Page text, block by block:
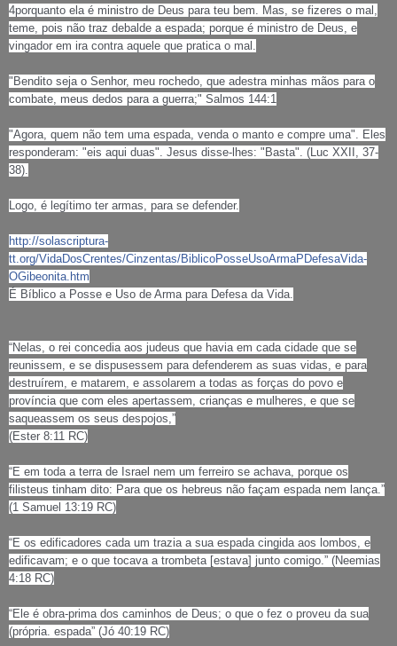
4porquanto ela é ministro de Deus para teu bem. Mas, se fizeres o mal,
teme, pois não traz debalde a espada; porque é ministro de Deus, e
vingador em ira contra aquele que pratica o mal.
"Bendito seja o Senhor, meu rochedo, que adestra minhas mãos para o
combate, meus dedos para a guerra;" Salmos 144:1
"Agora, quem não tem uma espada, venda o manto e compre uma". Eles
responderam: "eis aqui duas". Jesus disse-lhes: "Basta". (Luc XXII, 37-
38).
Logo, é legítimo ter armas, para se defender.
http://solascriptura-
tt.org/VidaDosCrentes/Cinzentas/BiblicoPosseUsoArmaPDefesaVida-
OGibeonita.htm
É Bíblico a Posse e Uso de Arma para Defesa da Vida.
“Nelas, o rei concedia aos judeus que havia em cada cidade que se
reunissem, e se dispusessem para defenderem as suas vidas, e para
destruírem, e matarem, e assolarem a todas as forças do povo e
província que com eles apertassem, crianças e mulheres, e que se
saqueassem os seus despojos,”
(Ester 8:11 RC)
“E em toda a terra de Israel nem um ferreiro se achava, porque os
filisteus tinham dito: Para que os hebreus não façam espada nem lança.”
(1 Samuel 13:19 RC)
“E os edificadores cada um trazia a sua espada cingida aos lombos, e
edificavam; e o que tocava a trombeta [estava] junto comigo.” (Neemias
4:18 RC)
“Ele é obra-prima dos caminhos de Deus; o que o fez o proveu da sua
(própria. espada” (Jó 40:19 RC)